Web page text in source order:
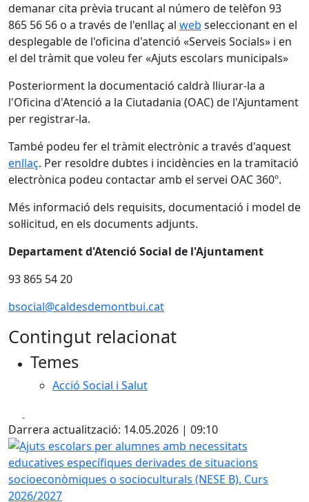
demanar cita prèvia trucant al número de telèfon 93
865 56 56 o a través de l'enllaç al web seleccionant en el
desplegable de l'oficina d'atenció «Serveis Socials» i en
el del tràmit que voleu fer «Ajuts escolars municipals»
Posteriorment la documentació caldrà lliurar-la a
l'Oficina d'Atenció a la Ciutadania (OAC) de l'Ajuntament
per registrar-la.
També podeu fer el tràmit electrònic a través d'aquest
enllaç. Per resoldre dubtes i incidències en la tramitació
electrònica podeu contactar amb el servei OAC 360º.
Més informació dels requisits, documentació i model de
sol·licitud, en els documents adjunts.
Departament d'Atenció Social de l'Ajuntament
93 865 54 20
bsocial@caldesdemontbui.cat
Contingut relacionat
Temes
Acció Social i Salut
Darrera actualització: 14.05.2026 | 09:10
Ajuts escolars per alumnes amb necessitats educatives